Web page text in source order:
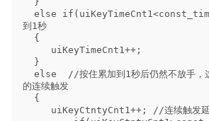
到1秒
的连续触发